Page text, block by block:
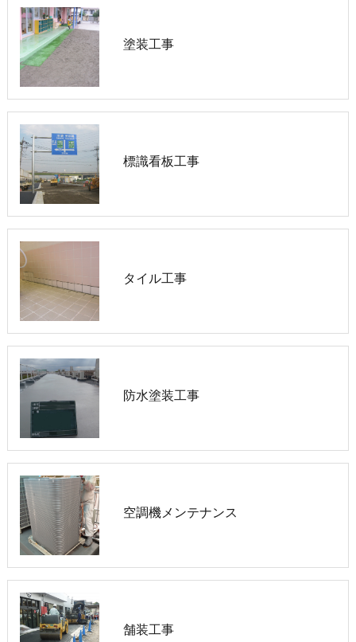
塗装工事
標識看板工事
タイル工事
防水塗装工事
空調機メンテナンス
舗装工事